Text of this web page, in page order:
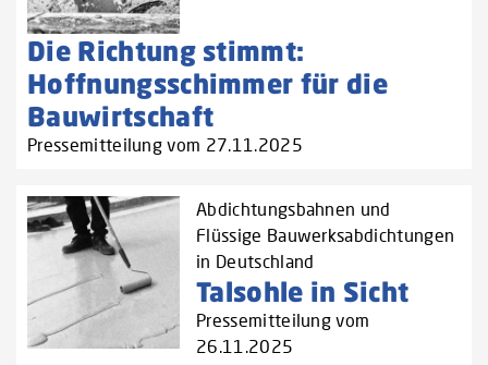
Die Richtung stimmt:
Hoffnungsschimmer für die
Bauwirtschaft
Pressemitteilung vom 27.11.2025
Abdichtungsbahnen und
Flüssige Bauwerksabdichtungen
in Deutschland
Talsohle in Sicht
Pressemitteilung vom
26.11.2025